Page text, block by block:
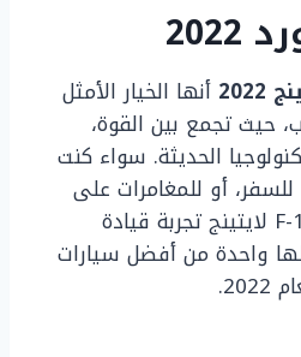
أنها الخيار الأمثل
حيث تجمع بين القوة،
الحديثة. سواء كنت
أو للمغامرات على
الطرق الوعرة، توفر F-150 لايتينج تجربة قيادة
واحدة من أفضل سيارات